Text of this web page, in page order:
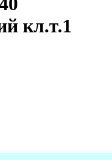
кл.т.1